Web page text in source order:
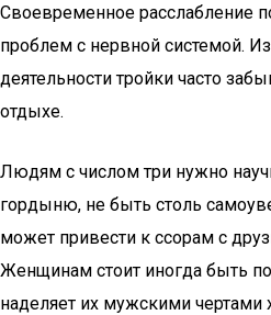
Своевременное расслабление
проблем с нервной системой.
деятельности тройки часто
отдыхе.
Людям с числом три нужно
гордыню, не быть столь
может привести к ссорам с
Женщинам стоит иногда быть
наделяет их мужскими чертами